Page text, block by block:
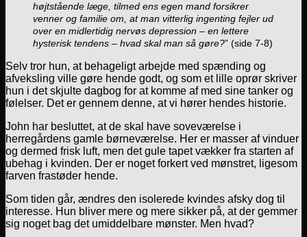
højtstående læge, tilmed ens egen mand forsikrer
venner og familie om, at man vitterlig ingenting fejler ud
over en midlertidig nervøs depression – en lettere
hysterisk tendens – hvad skal man så gøre?” (side 7-8)
Selv tror hun, at behageligt arbejde med spænding og
afveksling ville gøre hende godt, og som et lille oprør skriver
hun i det skjulte dagbog for at komme af med sine tanker og
følelser. Det er gennem denne, at vi hører hendes historie.
John har besluttet, at de skal have soveværelse i
herregårdens gamle børneværelse. Her er masser af vinduer
og dermed frisk luft, men det gule tapet vækker fra starten af
ubehag i kvinden. Der er noget forkert ved mønstret, ligesom
farven frastøder hende.
Som tiden går, ændres den isolerede kvindes afsky dog til
interesse. Hun bliver mere og mere sikker på, at der gemmer
sig noget bag det umiddelbare mønster. Men hvad?